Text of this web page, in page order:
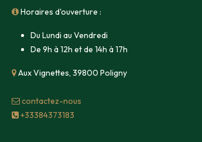
Horaires d'ouverture :
Du Lundi au Vendredi
De 9h à 12h et de 14h à 17h
Aux Vignettes, 39800 Poligny
contacte​z-nous
+33384373183